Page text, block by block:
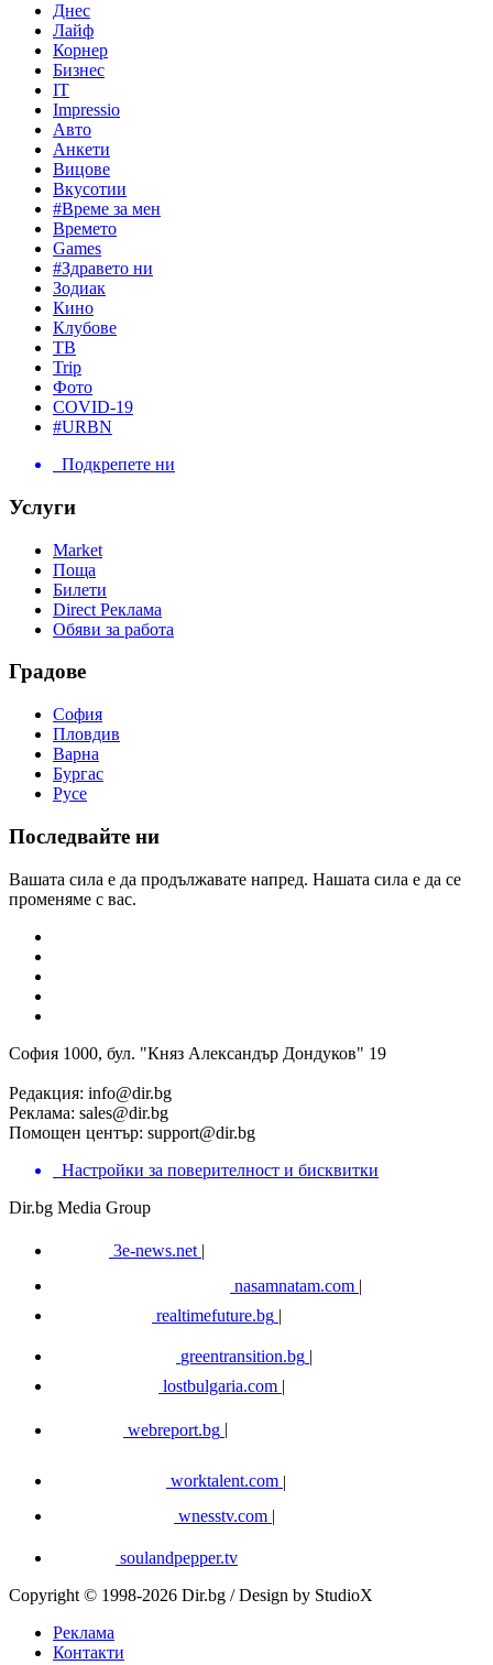
Днес
Лайф
Корнер
Бизнес
IT
Impressio
Авто
Анкети
Вицове
Вкусотии
#Време за мен
Времето
Games
#Здравето ни
Зодиак
Кино
Клубове
ТВ
Trip
Фото
COVID-19
#URBN
Подкрепете ни
Услуги
Market
Поща
Билети
Direct Реклама
Обяви за работа
Градове
София
Пловдив
Варна
Бургас
Русе
Последвайте ни
Вашата сила е да продължавате напред. Нашата сила е да се
променяме с вас.
София 1000, бул. "Княз Александър Дондуков" 19
Редакция: info@dir.bg
Реклама: sales@dir.bg
Помощен център: support@dir.bg
Настройки за поверителност и бисквитки
Dir.bg Media Group
3e-news.net |
nasamnatam.com |
realtimefuture.bg |
greentransition.bg |
lostbulgaria.com |
webreport.bg
worktalent.com |
wnesstv.com |
soulandpepper.tv
Copyright © 1998-2026 Dir.bg / Design by StudioX
Реклама
Контакти